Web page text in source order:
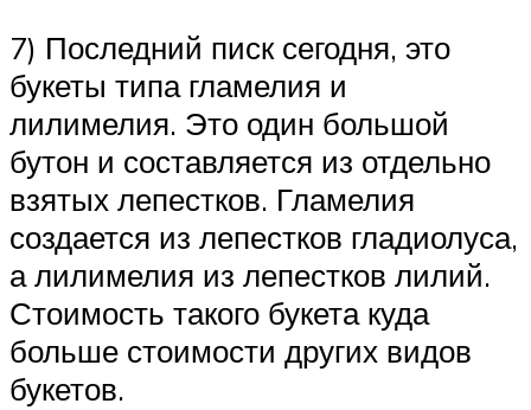
7) Последний писк сегодня, это
букеты типа гламелия и
лилимелия. Это один большой
бутон и составляется из отдельно
взятых лепестков. Гламелия
создается из лепестков гладиолуса,
а лилимелия из лепестков лилий.
Стоимость такого букета куда
больше стоимости других видов
букетов.